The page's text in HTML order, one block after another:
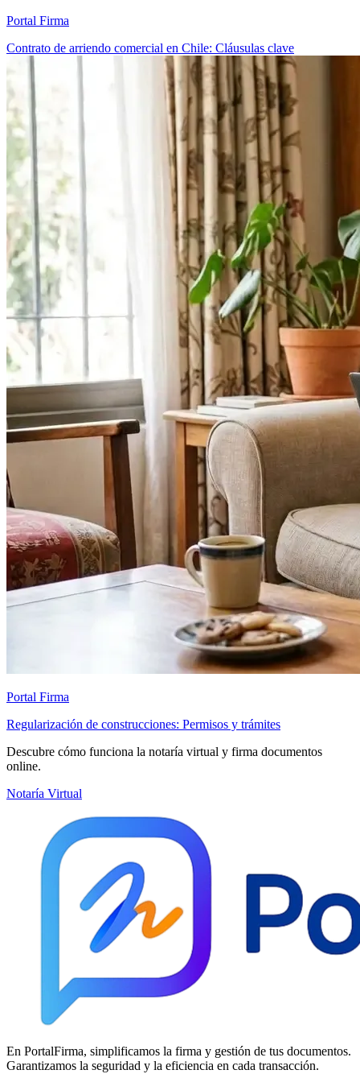
Portal Firma
Contrato de arriendo comercial en Chile: Cláusulas clave
Portal Firma
Regularización de construcciones: Permisos y trámites
Descubre cómo funciona la notaría virtual y firma documentos
online.
Notaría Virtual
En PortalFirma, simplificamos la firma y gestión de tus documentos.
Garantizamos la seguridad y la eficiencia en cada transacción.